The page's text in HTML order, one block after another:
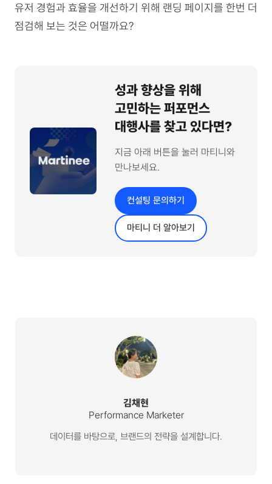
유저 경험과 효율을 개선하기 위해 랜딩 페이지를 한번 더
점검해 보는 것은 어떨까요?
성과 향상을 위해
고민하는 퍼포먼스
대행사를 찾고 있다면?
지금 아래 버튼을 눌러 마티니와
만나보세요.
컨설팅 문의하기
마티니 더 알아보기
김채현
Performance Marketer
데이터를 바탕으로, 브랜드의 전략을 설계합니다.